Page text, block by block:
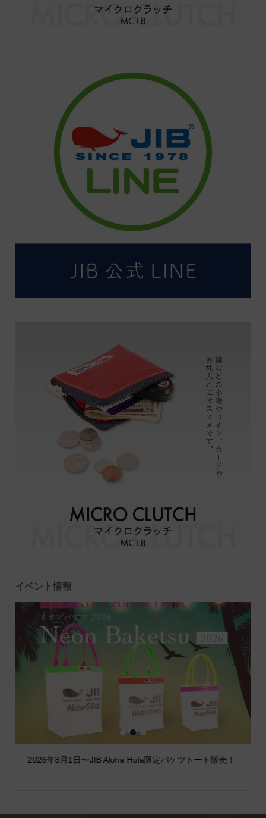
イベント情報
2026年8月1日〜JIB Aloha Hula限定バケツトート販売！
1 2 3